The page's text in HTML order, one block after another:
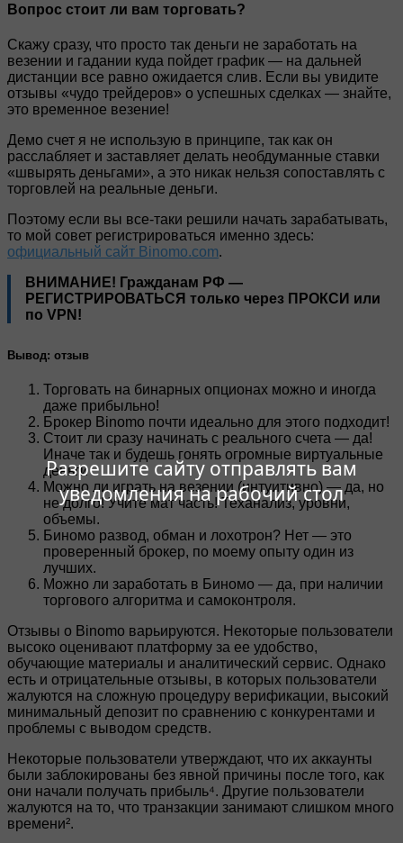
Разрешите сайту отправлять вам
уведомления на рабочий стол
Вопрос стоит ли вам торговать?
Скажу сразу, что просто так деньги не заработать на
везении и гадании куда пойдет график — на дальней
дистанции все равно ожидается слив. Если вы увидите
отзывы «чудо трейдеров» о успешных сделках — знайте,
это временное везение!
Демо счет я не использую в принципе, так как он
расслабляет и заставляет делать необдуманные ставки
«швырять деньгами», а это никак нельзя сопоставлять с
торговлей на реальные деньги.
Поэтому если вы все-таки решили начать зарабатывать,
то мой совет регистрироваться именно здесь:
официальный сайт Binomo.com.
ВНИМАНИЕ! Гражданам РФ —
РЕГИСТРИРОВАТЬСЯ только через ПРОКСИ или
по VPN!
Вывод: отзыв
Торговать на бинарных опционах можно и иногда
даже прибыльно!
Брокер Binomo почти идеально для этого подходит!
Стоит ли сразу начинать с реального счета — да!
Иначе так и будешь гонять огромные виртуальные
деньги
Можно ли играть на везении (интуитивно) — да, но
не долго! Учите мат часть! Теханализ, уровни,
объемы.
Биномо развод, обман и лохотрон? Нет — это
проверенный брокер, по моему опыту один из
лучших.
Можно ли заработать в Биномо — да, при наличии
торгового алгоритма и самоконтроля.
Отзывы о Binomo варьируются. Некоторые пользователи
высоко оценивают платформу за ее удобство,
обучающие материалы и аналитический сервис. Однако
есть и отрицательные отзывы, в которых пользователи
жалуются на сложную процедуру верификации, высокий
минимальный депозит по сравнению с конкурентами и
проблемы с выводом средств.
Некоторые пользователи утверждают, что их аккаунты
были заблокированы без явной причины после того, как
они начали получать прибыль⁴. Другие пользователи
жалуются на то, что транзакции занимают слишком много
времени².